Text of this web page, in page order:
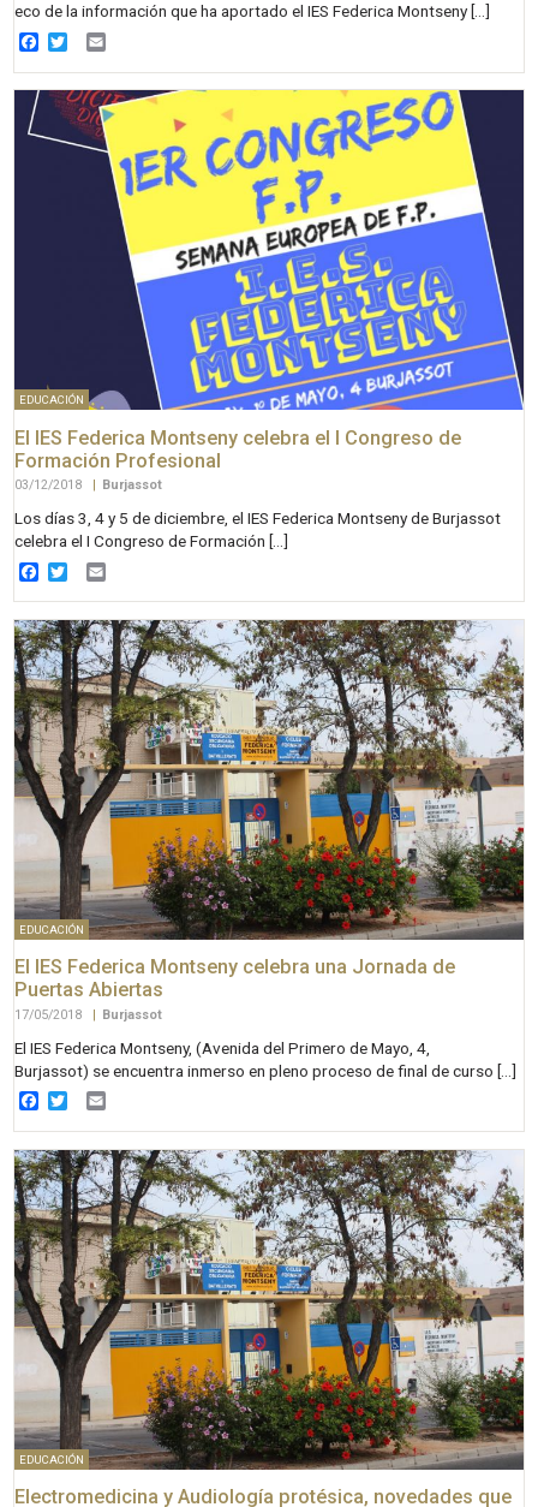
eco de la información que ha aportado el IES Federica Montseny […]
Facebook
Twitter
EDUCACIÓN
El IES Federica Montseny celebra el I Congreso de
Formación Profesional
03/12/2018 | Burjassot
Los días 3, 4 y 5 de diciembre, el IES Federica Montseny de Burjassot
celebra el I Congreso de Formación […]
Facebook
Twitter
EDUCACIÓN
El IES Federica Montseny celebra una Jornada de
Puertas Abiertas
17/05/2018 | Burjassot
El IES Federica Montseny, (Avenida del Primero de Mayo, 4,
Burjassot) se encuentra inmerso en pleno proceso de final de curso […]
Facebook
Twitter
EDUCACIÓN
Electromedicina y Audiología protésica, novedades que